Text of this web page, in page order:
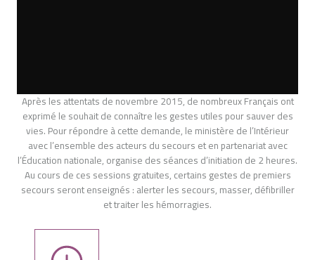
Après les attentats de novembre 2015, de nombreux Français ont
exprimé le souhait de connaître les gestes utiles pour sauver des
vies. Pour répondre à cette demande, le ministère de l’Intérieur
avec l’ensemble des acteurs du secours et en partenariat avec
l’Éducation nationale, organise des séances d’initiation de 2 heures.
Au cours de ces sessions gratuites, certains gestes de premiers
secours seront enseignés : alerter les secours, masser, défibriller
et traiter les hémorragies.